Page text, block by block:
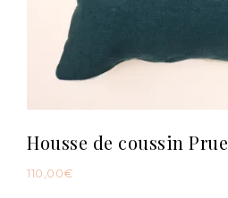
Housse de coussin Prue
110,00€